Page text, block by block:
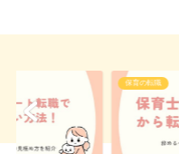
保育の転職